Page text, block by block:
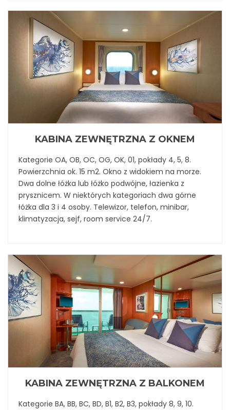
KABINA ZEWNĘTRZNA Z OKNEM
Kategorie OA, OB, OC, OG, OK, 01, pokłady 4, 5, 8.
Powierzchnia ok. 15 m2. Okno z widokiem na morze.
Dwa dolne łóżka lub łóżko podwójne, łazienka z
prysznicem. W niektórych kategoriach dwa górne
łóżka dla 3 i 4 osoby. Telewizor, telefon, minibar,
klimatyzacja, sejf, room service 24/7.
KABINA ZEWNĘTRZNA Z BALKONEM
Kategorie BA, BB, BC, BD, B1, B2, B3, pokłady 8, 9, 10.